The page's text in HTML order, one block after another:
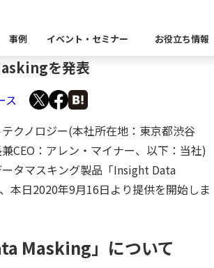
データ統合データ可視化・活用基盤
データセキュリティ
テスト自動化・効
ディザスタ
課題から探す
課題に関する製品をこちら
クラウド移行時のよく
異種データベース移行
業界から探す
業界特有の課題・ユースケ
建設業
卸売・小売業
Insight SQL Testing
Insight Masking
事例 イベント・セミナー
ント セミナー
db tech showcase
お役立ち情報
CxOリレーブログ
CEOブログ
代表あいさつ
沿革
性能マスキングツールの新製品
を発表
ス
クノロジー(本社所在地：東京都渋谷
CEO：アレン・マイナー、以下：当社)
タマスキング製品「Insight Data
本日2020年9月16日より提供を開始しま
Masking」について